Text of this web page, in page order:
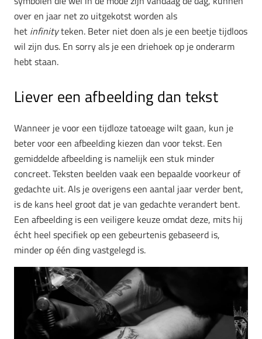
over en jaar net zo uitgekotst worden als
het infinityteken. Beter niet doen als je een beetje tijdloos
wil zijn dus. En sorry als je een driehoek op je onderarm
hebt staan.
Liever een afbeelding dan tekst
Wanneer je voor een tijdloze tatoeage wilt gaan, kun je
beter voor een afbeelding kiezen dan voor tekst. Een
gemiddelde afbeelding is namelijk een stuk minder
concreet. Teksten beelden vaak een bepaalde voorkeur of
gedachte uit. Als je overigens een aantal jaar verder bent,
is de kans heel groot dat je van gedachte verandert bent.
Een afbeelding is een veiligere keuze omdat deze, mits hij
écht heel specifiek op een gebeurtenis gebaseerd is,
minder op één ding vastgelegd is.